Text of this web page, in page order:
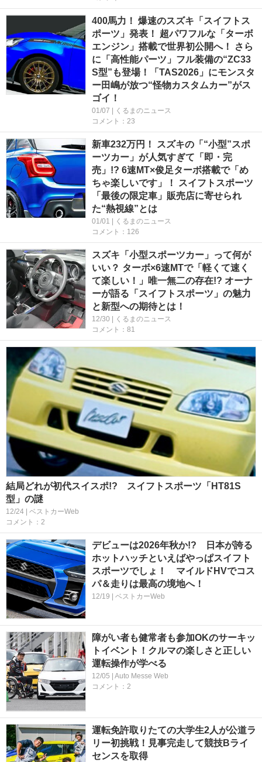
400馬力！ 爆速のスズキ「スイフトス
ポーツ」発表！ 超パワフルな「ターボ
エンジン」搭載で世界初公開へ！ さら
に「高性能パーツ」フル装備の“ZC33
S型”も登場！「TAS2026」にモンスタ
ー田嶋が放つ“怪物カスタムカー”がス
ゴイ！
01/07 | くるまのニュース
コメント：23
新車232万円！ スズキの「“小型”スポ
ーツカー」が人気すぎて「即・完
売」!? 6速MT×俊足ターボ搭載で「め
ちゃ楽しいです」！ スイフトスポーツ
「最後の限定車」販売店に寄せられ
た“熱視線”とは
01/01 | くるまのニュース
コメント：126
スズキ「小型スポーツカー」って何が
いい？ ターボ×6速MTで「軽くて速く
て楽しい！」唯一無二の存在!? オーナ
ーが語る「スイフトスポーツ」の魅力
と新型への期待とは！
12/30 | くるまのニュース
コメント：81
結局どれが初代スイスポ!? スイフトスポーツ「HT81S
型」の謎
12/24 | ベストカーWeb
コメント：2
デビューは2026年秋か!? 日本が誇る
ホットハッチといえばやっぱスイフト
スポーツでしょ！ マイルドHVでコス
パ＆走りは最高の境地へ！
12/19 | ベストカーWeb
障がい者も健常者も参加OKのサーキッ
トイベント！クルマの楽しさと正しい
運転操作が学べる
12/05 | Auto Messe Web
コメント：2
運転免許取りたての大学生2人が公道ラ
リー初挑戦！見事完走して競技Bライ
センスを取得